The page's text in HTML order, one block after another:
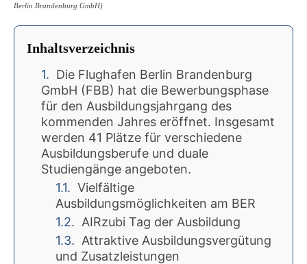
Berlin Brandenburg GmbH)
Inhaltsverzeichnis
Die Flughafen Berlin Brandenburg
GmbH (FBB) hat die Bewerbungsphase
für den Ausbildungsjahrgang des
kommenden Jahres eröffnet. Insgesamt
werden 41 Plätze für verschiedene
Ausbildungsberufe und duale
Studiengänge angeboten.
Vielfältige
Ausbildungsmöglichkeiten am BER
AIRzubi Tag der Ausbildung
Attraktive Ausbildungsvergütung
und Zusatzleistungen